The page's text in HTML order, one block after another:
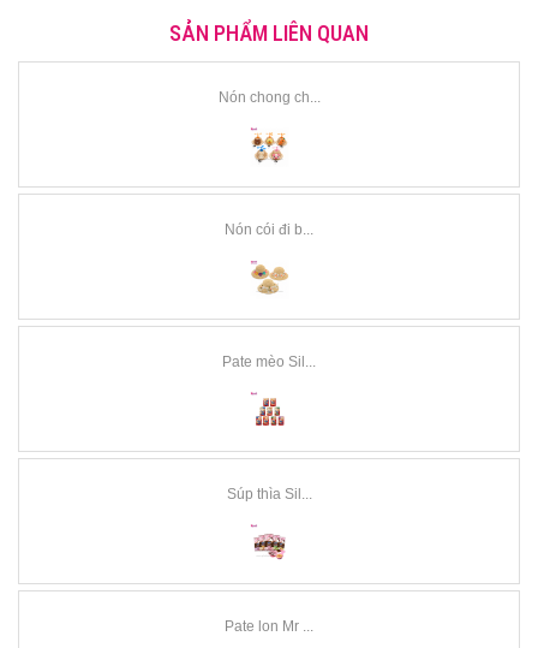
SẢN PHẨM LIÊN QUAN
Nón chong ch...
Nón cói đi b...
Pate mèo Sil...
Súp thìa Sil...
Pate lon Mr ...